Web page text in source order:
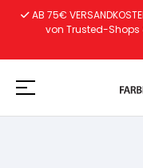
AB 75€
von Trusted-Shops